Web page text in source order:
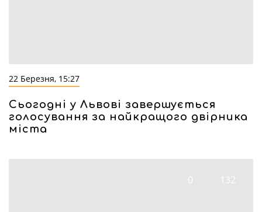
22 Березня, 15:27
Сьогодні у Львові завершується
голосування за найкращого двірника
міста
0 132